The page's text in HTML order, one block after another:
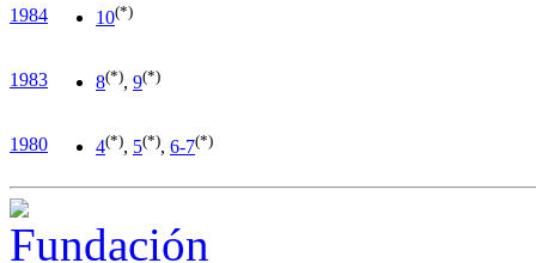
1984 10(*)
1983 8(*), 9(*)
1980 4(*), 5(*), 6-7(*)